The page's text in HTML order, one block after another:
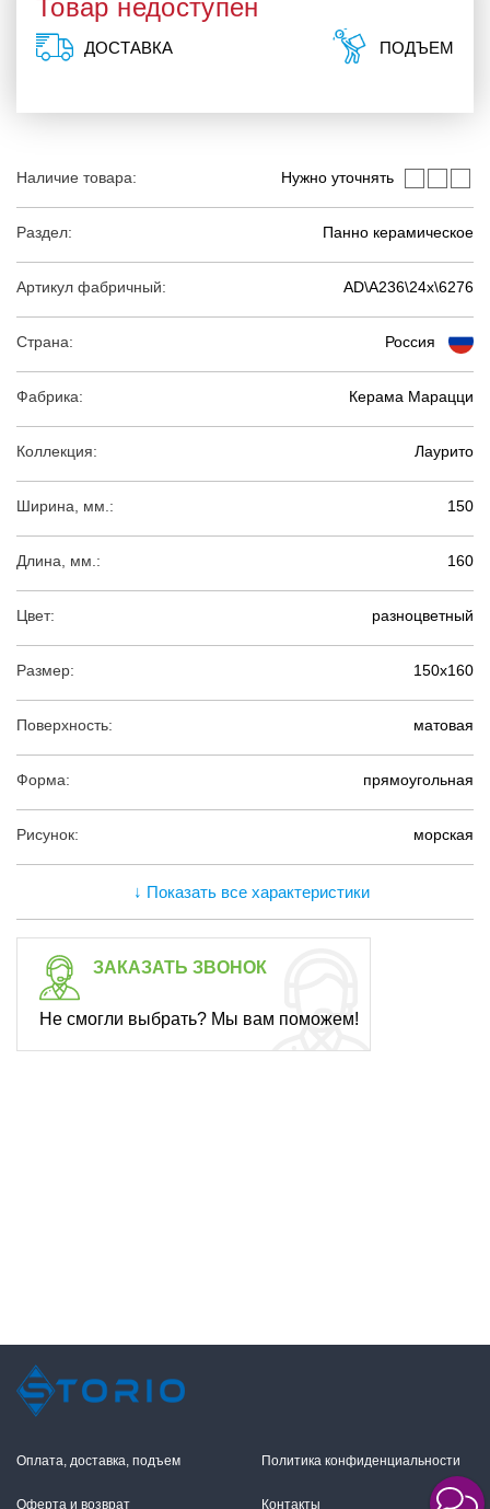
Наличие товара: Нужно уточнять
Раздел: Панно керамическое
Артикул фабричный: AD\A236\24x\6276
Страна: Россия
Фабрика: Керама Марацци
Коллекция: Лаурито
Ширина, мм.: 150
Длина, мм.: 160
Цвет: разноцветный
Размер: 150х160
Поверхность: матовая
Форма: прямоугольная
Рисунок: морская
↓ Показать все характеристики
ЗАКАЗАТЬ ЗВОНОК
Не смогли выбрать? Мы вам поможем!
Товар недоступен
ДОСТАВКА ПОДЪЕМ
Оплата, доставка, подъем
Оферта и возврат
Политика конфиденциальности
Контакты